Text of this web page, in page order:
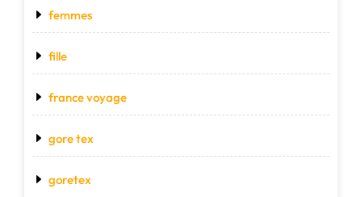
femmes
fille
france voyage
gore tex
goretex